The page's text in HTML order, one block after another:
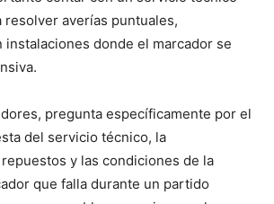
resolver averías puntuales,
instalaciones donde el marcador se
pregunta específicamente por el
del servicio técnico, la
y las condiciones de la
que falla durante un partido